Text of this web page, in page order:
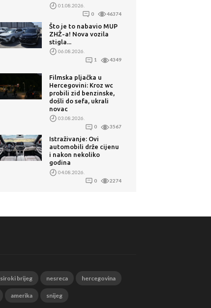
01.08.2026.
0
46374
Što je to nabavio MUP
ZHŽ-a! Nova vozila
stigla...
06.08.2026.
1
4349
Filmska pljačka u
Hercegovini: Kroz wc
probili zid benzinske,
došli do sefa, ukrali
novac
03.08.2026.
0
3567
Istraživanje: Ovi
automobili drže cijenu
i nakon nekoliko
godina
04.08.2026.
0
2274
siroki brijeg nesreca hercegovina
amerika snijeg